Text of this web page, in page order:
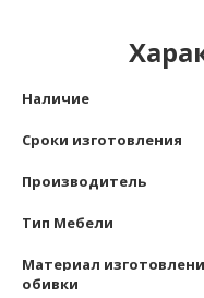
Наличие
Сроки изготовления
Производитель
Тип Мебели
Материал
обивки